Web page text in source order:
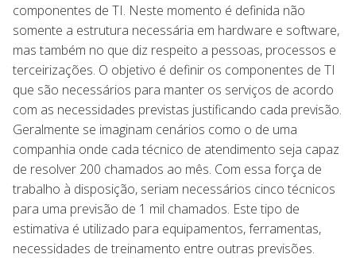
componentes de TI. Neste momento é definida não
somente a estrutura necessária em hardware e software,
mas também no que diz respeito a pessoas, processos e
terceirizações. O objetivo é definir os componentes de TI
que são necessários para manter os serviços de acordo
com as necessidades previstas justificando cada previsão.
Geralmente se imaginam cenários como o de uma
companhia onde cada técnico de atendimento seja capaz
de resolver 200 chamados ao mês. Com essa força de
trabalho à disposição, seriam necessários cinco técnicos
para uma previsão de 1 mil chamados. Este tipo de
estimativa é utilizado para equipamentos, ferramentas,
necessidades de treinamento entre outras previsões.